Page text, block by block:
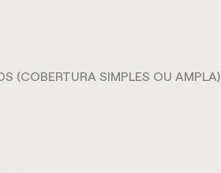
(COBERTURA SIMPLES OU